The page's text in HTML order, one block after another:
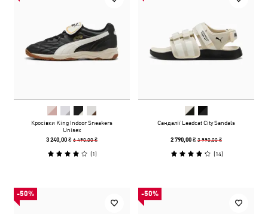
Кросівки King Indoor Sneakers
Unisex
3 240,00 ₴6 490,00 ₴
(1)
Сандалії Leadcat City Sandals
2 790,00 ₴3 990,00 ₴
(14)
-50% -50%